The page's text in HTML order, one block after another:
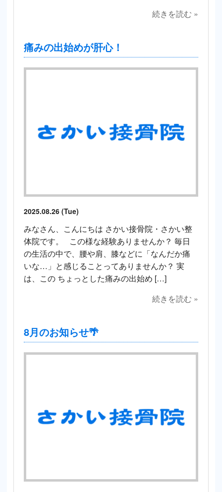
続きを読む »
痛みの出始めが肝心！
2025.08.26 (Tue)
みなさん、こんにちは さかい接骨院・さかい整
体院です。 この様な経験ありませんか？ 毎日
の生活の中で、腰や肩、膝などに「なんだか痛
いな…」と感じることってありませんか？ 実
は、この ちょっとした痛みの出始め […]
続きを読む »
8月のお知らせ🌴